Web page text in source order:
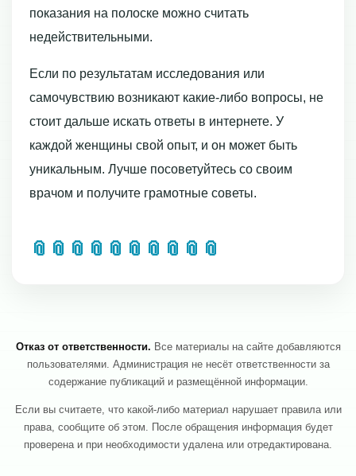
показания на полоске можно считать
недействительными.
Если по результатам исследования или
самочувствию возникают какие-либо вопросы, не
стоит дальше искать ответы в интернете. У
каждой женщины свой опыт, и он может быть
уникальным. Лучше посоветуйтесь со своим
врачом и получите грамотные советы.
📎 📎 📎 📎 📎 📎 📎 📎 📎 📎
Отказ от ответственности. Все материалы на сайте добавляются
пользователями. Администрация не несёт ответственности за
содержание публикаций и размещённой информации.
Если вы считаете, что какой-либо материал нарушает правила или
права, сообщите об этом. После обращения информация будет
проверена и при необходимости удалена или отредактирована.